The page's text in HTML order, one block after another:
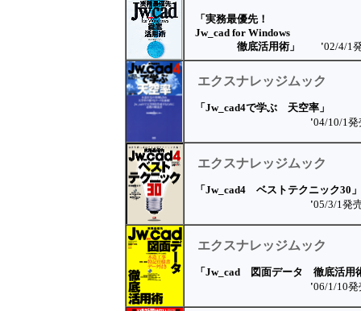
「実務最優先！
Jw_cad for Windows
徹底活用術」
'02/4/1
エクスナレッジムック
「Jw_cad4で学ぶ 天空率」
'04/10/1発
エクスナレッジムック
「Jw_cad4 ベストテクニック
'05/3/1発
エクスナレッジムック
「Jw_cad 図面データ 徹底活用
'06/1/10発